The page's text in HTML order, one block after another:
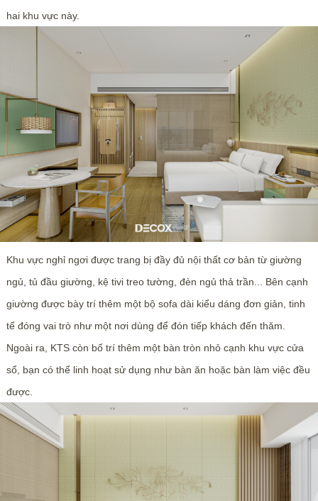
hai khu vực này.
Khu vực nghỉ ngơi được trang bị đầy đủ nội thất cơ bản từ giường
ngủ, tủ đầu giường, kệ tivi treo tường, đèn ngủ thả trần... Bên cạnh
giường được bày trí thêm một bộ sofa dài kiểu dáng đơn giản, tinh
tế đóng vai trò như một nơi dùng để đón tiếp khách đến thăm.
Ngoài ra, KTS còn bố trí thêm một bàn tròn nhỏ cạnh khu vực cửa
sổ, bạn có thể linh hoạt sử dụng như bàn ăn hoặc bàn làm việc đều
được.